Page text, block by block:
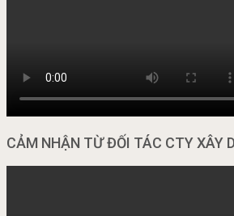
CẢM NHẬN TỪ ĐỐI TÁC CTY XÂY